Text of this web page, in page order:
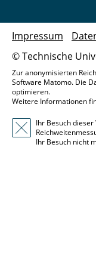
© Technische
Impressum
Zur anonymisierten
Software Matomo. Die
optimieren.
Weitere Informationen
Ihr Besuch
Ihr Besuch nicht